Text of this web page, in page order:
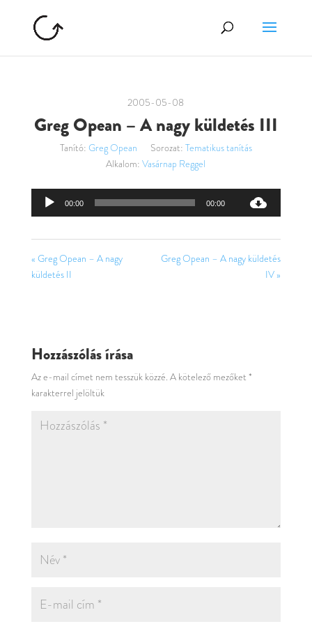
2005-05-08
Greg Opean – A nagy küldetés III
Tanító: Greg Opean Sorozat: Tematikus tanítás
Alkalom: Vasárnap Reggel
Audió
00:00 00:00
« Greg Opean – A nagy
küldetés II
Greg Opean – A nagy küldetés
IV »
Hozzászólás írása
Az e-mail címet nem tesszük közzé. A kötelező mezőket *
karakterrel jelöltük